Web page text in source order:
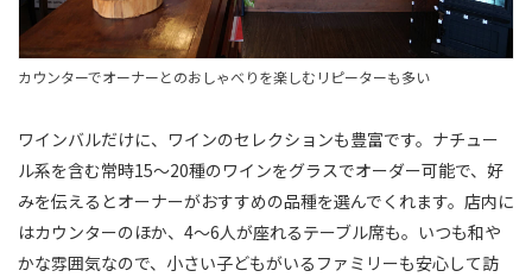
カウンターでオーナーとのおしゃべりを楽しむリピーターも多い
ワインバルだけに、ワインのセレクションも豊富です。ナチュー
ル系を含む常時15〜20種のワインをグラスでオーダー可能で、好
みを伝えるとオーナーがおすすめの品種を選んでくれます。店内に
はカウンターのほか、4〜6人が座れるテーブル席も。いつも和や
かな雰囲気なので、小さい子どもがいるファミリーも安心して訪